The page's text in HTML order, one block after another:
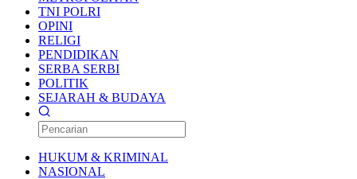
TNI POLRI
OPINI
RELIGI
PENDIDIKAN
SERBA SERBI
POLITIK
SEJARAH & BUDAYA
HUKUM & KRIMINAL
NASIONAL